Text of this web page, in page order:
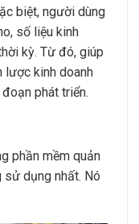
biệt, người dùng
số liệu kinh
kỳ. Từ đó, giúp
lược kinh doanh
phát triển.
phần mềm quản
sử dụng nhất. Nó